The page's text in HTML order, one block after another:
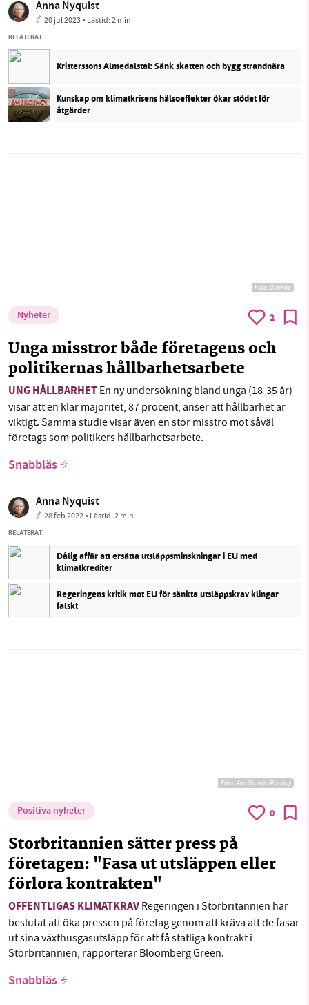
Anna Nyquist
20 jul 2023• Lästid:2 min
RELATERAT
Kristerssons Almedalstal: Sänk skatten och bygg strandnära
Kunskap om klimatkrisens hälsoeffekter ökar stödet för
åtgärder
Foto:Dimhou
Nyheter 2
Unga misstror både företagens och
politikernas hållbarhetsarbete
UNG HÅLLBARHET En ny undersökning bland unga (18-35 år)
visar att en klar majoritet, 87 procent, anser att hållbarhet är
viktigt. Samma studie visar även en stor misstro mot såväl
företags som politikers hållbarhetsarbete.
Snabbläs
Anna Nyquist
28 feb 2022• Lästid:2 min
RELATERAT
Dålig affär att ersätta utsläppsminskningar i EU med
klimatkrediter
Regeringens kritik mot EU för sänkta utsläppskrav klingar
falskt
Foto:Ana Gic från Pixabay
Positiva nyheter 0
Storbritannien sätter press på
företagen: "Fasa ut utsläppen eller
förlora kontrakten"
OFFENTLIGAS KLIMATKRAV Regeringen i Storbritannien har
beslutat att öka pressen på företag genom att kräva att de fasar
ut sina växthusgasutsläpp för att få statliga kontrakt i
Storbritannien, rapporterar Bloomberg Green.
Snabbläs